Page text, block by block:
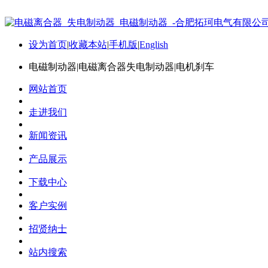
设为首页|收藏本站|手机版|English
电磁制动器|电磁离合器失电制动器|电机刹车
网站首页
走进我们
新闻资讯
产品展示
下载中心
客户实例
招贤纳士
站内搜索